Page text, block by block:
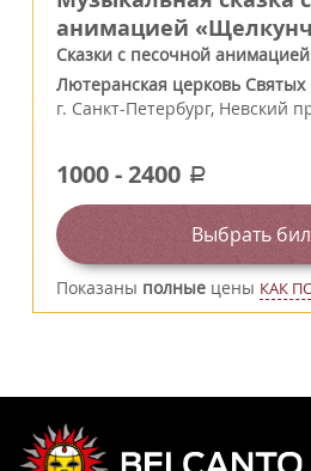
анимацией
Сказки с песочной анимацией
Лютеранская церковь
г. Санкт-Петербург, Невский
1000-2400 a
Выбрать
Показаны полные цены КАК